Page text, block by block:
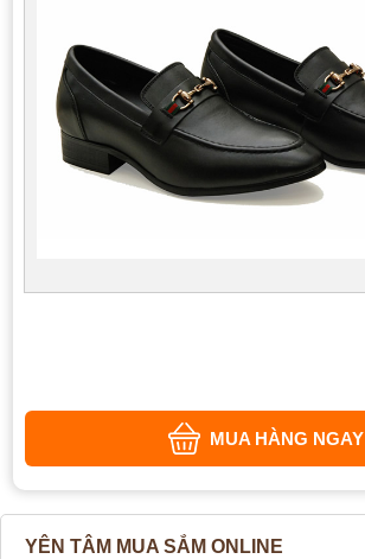
MUA HÀNG NGAY
YÊN TÂM MUA SẮM ONLINE